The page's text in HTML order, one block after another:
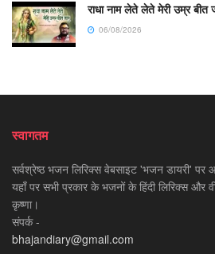
राधा नाम लेते लेते मेरी उम्र बीत
06/08/2026
स्वागतम
सर्वश्रेष्ठ भजन लिरिक्स वेबसाइट 'भजन डायरी' पर
यहाँ पर सभी प्रकार के भजनों के हिंदी लिरिक्स
कृष्णा।
संपर्क -
bhajandiary@gmail.com